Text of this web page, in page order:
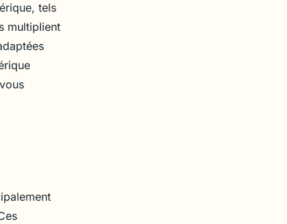
tels
multiplient